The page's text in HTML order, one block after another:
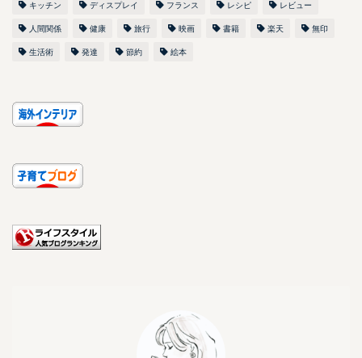
キッチン ディスプレイ フランス レシピ レビュー
人間関係 健康 旅行 映画 書籍 楽天 無印
生活術 発達 節約 絵本